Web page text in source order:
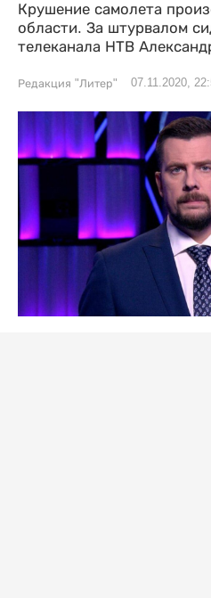
Крушение самолета
области. За штурвалом
телеканала НТВ
Редакция "Литер" 07.11.2020,